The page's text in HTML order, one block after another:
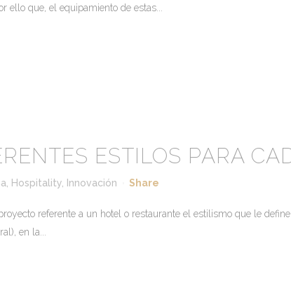
ello que, el equipamiento de estas...
ESTILOS PARA
Hospitality Innovación Share
referente a un hotel o restaurante el estilismo que le
en la...